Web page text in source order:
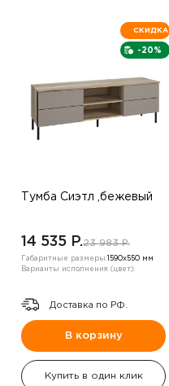
-20%
СКИДКА
Тумба Сиэтл ,бежевый
14 535 P.23 983 P.
Габаритные размеры: 1590х550 мм
Варианты исполнения (цвет):
Доставка по РФ.
В корзину
Купить в один клик